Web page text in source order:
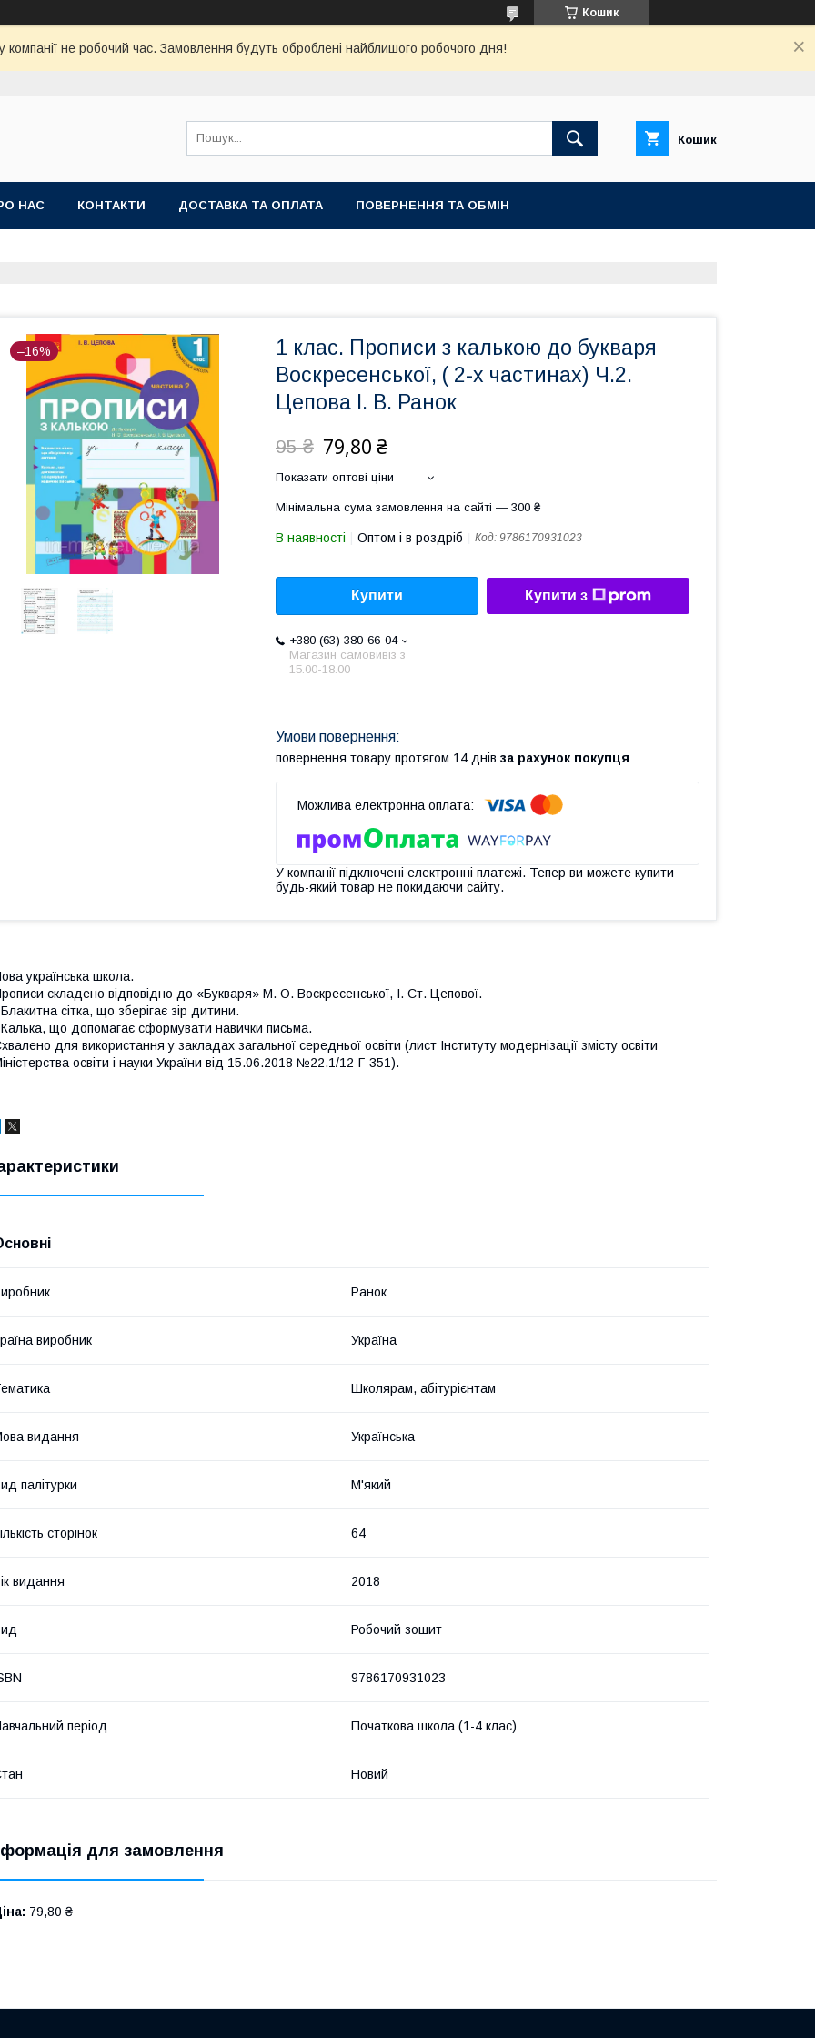
Кошик
компанії не робочий час. Замовлення будуть оброблені найблишого робочого дня!
Кошик
НАС КОНТАКТИ ДОСТАВКА ТА ОПЛАТА ПОВЕРНЕННЯ ТА ОБМІН
–16%
1 клас. Прописи з калькою до букваря
Воскресенської, ( 2-х частинах) Ч.2.
Цепова І. В. Ранок
95 ₴ 79,80 ₴
Показати оптові ціни
Мінімальна сума замовлення на сайті — 300 ₴
В наявності Оптом і в роздріб Код: 9786170931023
Купити Купити з
+380 (63) 380-66-04
Магазин самовивіз з
15.00-18.00
повернення товару протягом 14 днів за рахунок покупця
У компанії підключені електронні платежі. Тепер ви можете купити
будь-який товар не покидаючи сайту.
українська школа.
складено відповідно до «Букваря» М. О. Воскресенської, І. Ст. Цепової.
сітка, що зберігає зір дитини.
що допомагає сформувати навички письма.
для використання у закладах загальної середньої освіти (лист Інституту модернізації змісту освіти
освіти і науки України від 15.06.2018 №22.1/12-Г-351).
Ранок
виробник Україна
Школярам, абітурієнтам
видання Українська
палітурки М'який
сторінок 64
видання 2018
Робочий зошит
9786170931023
період Початкова школа (1-4 клас)
Новий
для замовлення
79,80 ₴